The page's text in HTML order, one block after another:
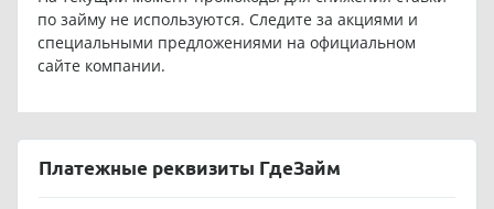
по займу не используются. Следите за акциями и
специальными предложениями на официальном
сайте компании.
Платежные реквизиты ГдеЗайм